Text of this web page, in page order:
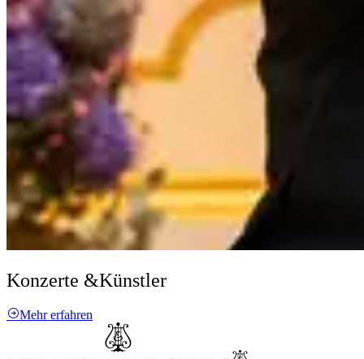
Konzerte &Künstler
Mehr erfahren